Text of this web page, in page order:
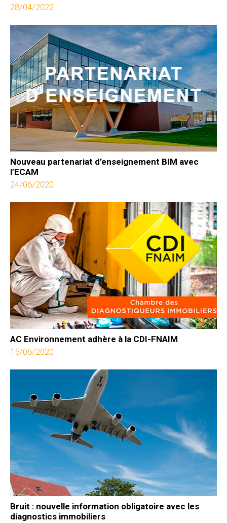
28/04/2022
Nouveau partenariat d’enseignement BIM avec
l’ECAM
24/06/2020
AC Environnement adhère à la CDI-FNAIM
15/06/2020
Bruit : nouvelle information obligatoire avec les
diagnostics immobiliers